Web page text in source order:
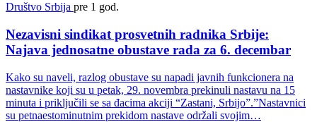
Društvo Srbija pre 1 god.
Nezavisni sindikat prosvetnih radnika Srbije:
Najava jednosatne obustave rada za 6. decembar
Kako su naveli, razlog obustave su napadi javnih funkcionera na
nastavnike koji su u petak, 29. novembra prekinuli nastavu na 15
minuta i priključili se sa đacima akciji “Zastani, Srbijo”.”Nastavnici
su petnaestominutnim prekidom nastave održali svojim…